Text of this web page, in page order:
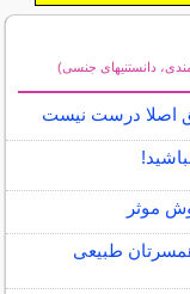
دانستنیهای جنسی)
اصلا درست نیست
طبیعی